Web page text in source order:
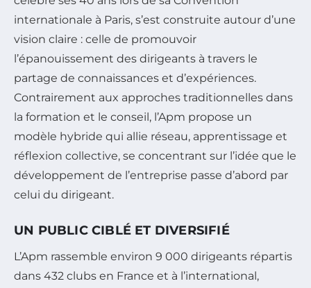
internationale à Paris, s’est construite autour d’une
vision claire : celle de promouvoir
l’épanouissement des dirigeants à travers le
partage de connaissances et d’expériences.
Contrairement aux approches traditionnelles dans
la formation et le conseil, l’Apm propose un
modèle hybride qui allie réseau, apprentissage et
réflexion collective, se concentrant sur l’idée que le
développement de l’entreprise passe d’abord par
celui du dirigeant.
UN PUBLIC CIBLÉ ET DIVERSIFIÉ
L’Apm rassemble environ 9 000 dirigeants répartis
dans 432 clubs en France et à l’international,